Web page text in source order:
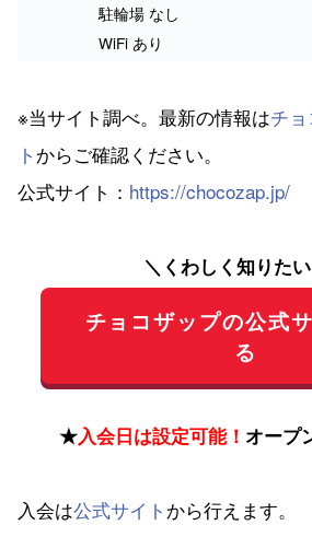
駐輪場 なし
WiFi あり
※当サイト調べ。最新の情報はチ
ト からご確認ください。
公式サイト： https://chocozap.jp/
＼くわしく知りた
チョコザップの公式
る
★入会日は設定可能！ オープ
入会は公式サイト から行えます。